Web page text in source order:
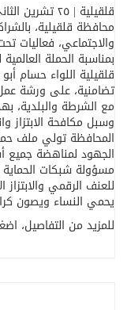
محافظة قلقيلية،
والاجتماعي، فعاليات
بمناسبة الحملة
قلقيلية اللواء حسام
تضامنية، على ورشة
مع الشرطة والبلدية،
وسبل مكافحة الابتزاز
المحافظة تولي ملف
الجهود لمناهضة
مسؤولة شبكات
للعنف الرقمي
يحمي النساء ويصون
للمزيد من التفاصيل،